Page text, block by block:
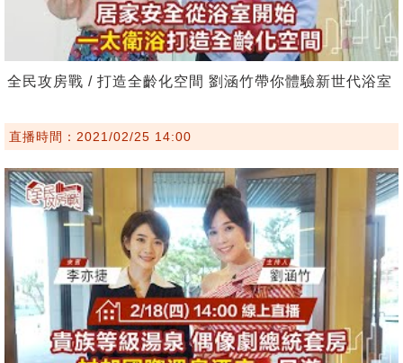
全民攻房戰 / 打造全齡化空間 劉涵竹帶你體驗新世代浴室
直播時間：2021/02/25 14:00